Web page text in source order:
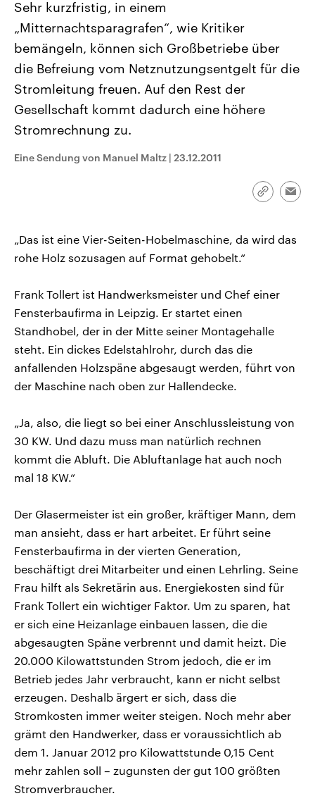
Sehr kurzfristig, in einem
„Mitternachtsparagrafen“, wie Kritiker
bemängeln, können sich Großbetriebe über
die Befreiung vom Netznutzungsentgelt für die
Stromleitung freuen. Auf den Rest der
Gesellschaft kommt dadurch eine höhere
Stromrechnung zu.
Eine Sendung von Manuel Maltz | 23.12.2011
Link
„Das ist eine Vier-Seiten-Hobelmaschine, da wird das
rohe Holz sozusagen auf Format gehobelt.“
Frank Tollert ist Handwerksmeister und Chef einer
Fensterbaufirma in Leipzig. Er startet einen
Standhobel, der in der Mitte seiner Montagehalle
steht. Ein dickes Edelstahlrohr, durch das die
anfallenden Holzspäne abgesaugt werden, führt von
der Maschine nach oben zur Hallendecke.
„Ja, also, die liegt so bei einer Anschlussleistung von
30 KW. Und dazu muss man natürlich rechnen
kommt die Abluft. Die Abluftanlage hat auch noch
mal 18 KW.“
Der Glasermeister ist ein großer, kräftiger Mann, dem
man ansieht, dass er hart arbeitet. Er führt seine
Fensterbaufirma in der vierten Generation,
beschäftigt drei Mitarbeiter und einen Lehrling. Seine
Frau hilft als Sekretärin aus. Energiekosten sind für
Frank Tollert ein wichtiger Faktor. Um zu sparen, hat
er sich eine Heizanlage einbauen lassen, die die
abgesaugten Späne verbrennt und damit heizt. Die
20.000 Kilowattstunden Strom jedoch, die er im
Betrieb jedes Jahr verbraucht, kann er nicht selbst
erzeugen. Deshalb ärgert er sich, dass die
Stromkosten immer weiter steigen. Noch mehr aber
grämt den Handwerker, dass er voraussichtlich ab
dem 1. Januar 2012 pro Kilowattstunde 0,15 Cent
mehr zahlen soll – zugunsten der gut 100 größten
Stromverbraucher.